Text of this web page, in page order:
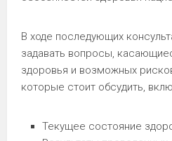
В ходе последующих
задавать вопросы,
здоровья и возможных
которые стоит обсудить,
Текущее состояние